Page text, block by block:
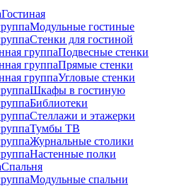
Гостиная
Модульные гостиные
Стенки для гостиной
Подвесные стенки
Прямые стенки
Угловые стенки
Шкафы в гостиную
Библиотеки
Стеллажи и этажерки
Тумбы ТВ
Журнальные столики
Настенные полки
Спальня
Модульные спальни